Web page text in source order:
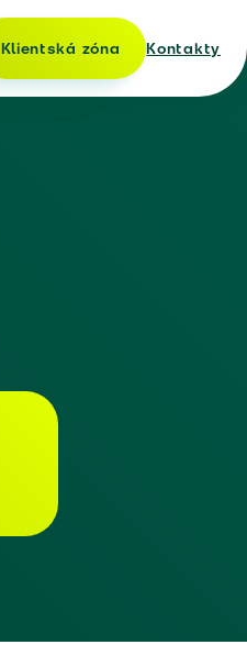
Klientská zóna Kontakty